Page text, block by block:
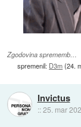
Zgodovina sprememb…
spremenil: D3m(24.
Invictus
::25. mar